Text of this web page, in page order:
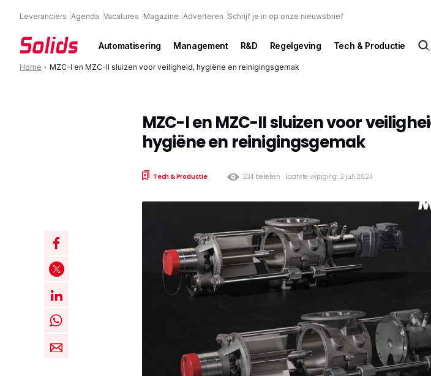
Leveranciers Agenda Vacatures Magazine Adverteren Schrijf je in op onze nieuwsbrief
Automatisering Management R&D Regelgeving Tech & Productie
Home • MZC-I en MZC-II sluizen voor veiligheid, hygiëne en reinigingsgemak
MZC-I en MZC-II sluizen voor
hygiëne en reinigingsgemak
Tech & Productie 234 bekeken Laatste wijziging: 2 juli 2024